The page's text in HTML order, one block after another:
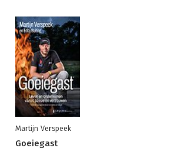
Martijn Verspeek
Goeiegast